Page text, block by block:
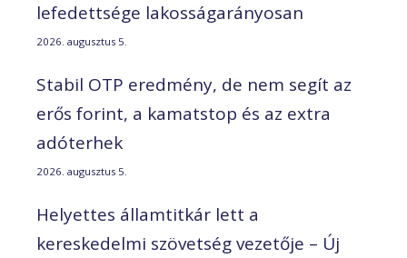
lefedettsége lakosságarányosan
2026. augusztus 5.
Stabil OTP eredmény, de nem segít az
erős forint, a kamatstop és az extra
adóterhek
2026. augusztus 5.
Helyettes államtitkár lett a
kereskedelmi szövetség vezetője – Új